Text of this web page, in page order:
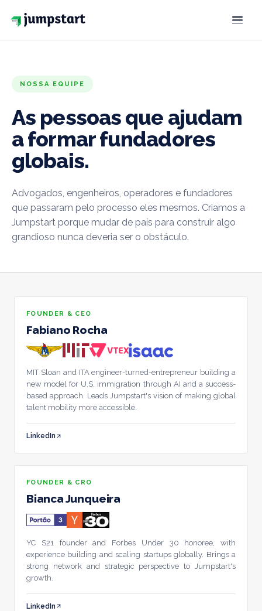
E-2 Investidor de tratado
L-1 Transferência intracompanhia
Capacidade extraordinária
National Interest Waiver
FOUNDER'S HUB
Portfólio
Benefícios
Parceiros
Blog
Newsletter
Para empresas
O time
Entrar
EN· EN
NOSSA EQUIPE
As pessoas que ajudam
a formar fundadores
globais.
Advogados, engenheiros, operadores e fundadores
que passaram pelo processo eles mesmos. Criamos a
Jumpstart porque mudar de país para construir algo
grandioso nunca deveria ser o obstáculo.
FOUNDER & CEO
Fabiano Rocha
MIT Sloan and ITA engineer-turned-entrepreneur building a
new model for U.S. immigration through AI and a success-
based approach. Leads Jumpstart's vision of making global
talent mobility more accessible.
LinkedIn
FOUNDER & CRO
Bianca Junqueira
YC S21 founder and Forbes Under 30 honoree, with
experience building and scaling startups globally. Brings a
strong network and strategic perspective to Jumpstart's
growth.
LinkedIn